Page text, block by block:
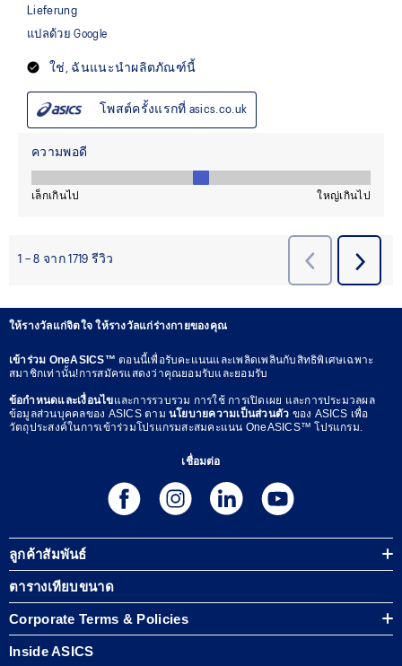
ให้รางวัลแก่จิตใจ ให้รางวัลแก่ร่างกายของคุณ
เข้าร่วม OneASICS™ตอนนี้เพื่อรับคะแนนและเพลิดเพลินกับสิทธิพิเศษเฉพาะ
สมาชิกเท่านั้น!การสมัครแสดงว่าคุณยอมรับและยอมรับ
ข้อกำหนดและเงื่อนไขและการรวบรวม การใช้ การเปิดเผย และการประมวลผล
ข้อมูลส่วนบุคคลของ ASICS ตาม นโยบายความเป็นส่วนตัว ของ ASICS เพื่อ
วัตถุประสงค์ในการเข้าร่วมโปรแกรมสะสมคะแนน OneASICS™ โปรแกรม.
เชื่อมต่อ
ลูกค้าสัมพันธ์
ตารางเทียบขนาด
Corporate Terms & Policies
Inside ASICS